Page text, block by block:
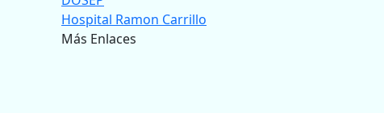
Hospital Ramon Carrillo
Más Enlaces